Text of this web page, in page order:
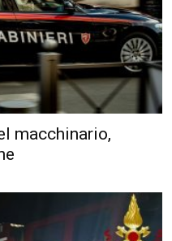
macchinario,